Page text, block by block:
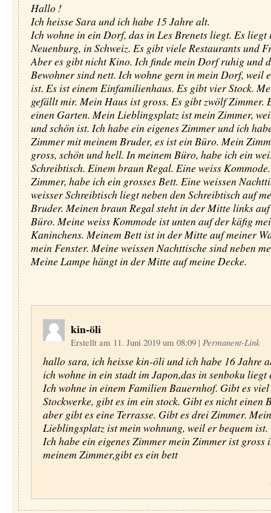
Hallo !
Ich heisse Sara und ich habe 15 Jahre alt.
Ich wohne in ein Dorf, das in Les Brenets liegt. Es
Neuenburg, in Schweiz. Es gibt viele Restaurants und
Aber es gibt nicht Kino. Ich finde mein Dorf ruhig und
Bewohner sind nett. Ich wohne gern in mein Dorf, weil
ist. Es ist einem Einfamilienhaus. Es gibt vier Stock.
gefällt mir. Mein Haus ist gross. Es gibt zwölf Zimmer.
einen Garten. Mein Lieblingsplatz ist mein Zimmer,
und schön ist. Ich habe ein eigenes Zimmer und ich
Zimmer mit meinem Bruder, es ist ein Büro. Mein
gross, schön und hell. In meinem Büro, habe ich ein
Schreibtisch. Einem braun Regal. Eine weiss
Zimmer, habe ich ein grosses Bett. Eine weissen
weisser Schreibtisch liegt neben den Schreibtisch auf
Bruder. Meinen braun Regal steht in der Mitte links
Büro. Meine weiss Kommode ist unten auf der käfig
Kaninchens. Meinem Bett ist in der Mitte auf meiner
mein Fenster. Meine weissen Nachttische sind neben
Meine Lampe hängt in der Mitte auf meine Decke.
kin-öli
Erstellt am 11. Juni 2019 um 08:09 | Permanent-Link
hallo sara, ich heisse kin-öli und ich habe 16 Jahre
ich wohne in ein stadt im Japon,das in senboku liegt
Ich wohne in einem Familien Bauernhof. Gibt es viel
Stockwerke, gibt es im ein stock. Gibt es nicht einen
aber gibt es eine Terrasse. Gibt es drei Zimmer. Mein
Lieblingsplatz ist mein wohnung, weil er bequem ist.
Ich habe ein eigenes Zimmer mein Zimmer ist gross
meinem Zimmer,gibt es ein bett